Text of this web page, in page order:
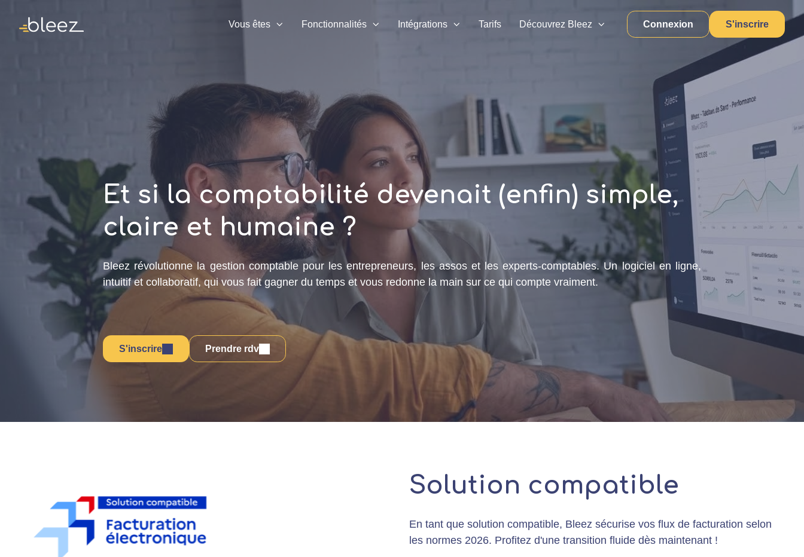
Vous êtes Fonctionnalités Intégrations Tarifs Découvrez Bleez Connexion S'inscrire
Et si la comptabilité devenait (enfin) simple,
claire et humaine ?
Bleez révolutionne la gestion comptable pour les entrepreneurs, les assos et les experts-comptables. Un logiciel en ligne,
intuitif et collaboratif, qui vous fait gagner du temps et vous redonne la main sur ce qui compte vraiment.
S'inscrire Prendre rdv
Solution compatible
En tant que solution compatible, Bleez sécurise vos flux de facturation selon
les normes 2026. Profitez d'une transition fluide dès maintenant !